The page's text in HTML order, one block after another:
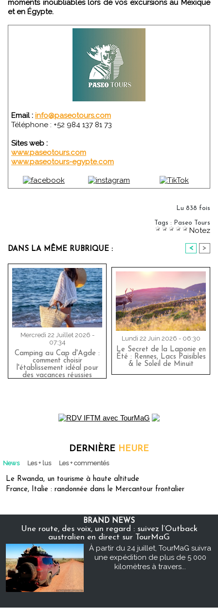
moments inoubliables lors de vos excursions au Mexique
et en Égypte.
Email : info@paseotours.com
Téléphone : +52 984 137 81 73
Sites web :
www.paseotours.com
www.paseotours-egypte.com
Lu 838 fois
Tags : Paseo Tours
Notez
DANS LA MÊME RUBRIQUE : < >
Mercredi 22 Juillet 2026 -
07:34
Camping au Cap d'Agde :
comment choisir
l'établissement idéal pour
des vacances réussies
Lundi 22 Juin 2026 - 06:30
Le Secret de la Laponie en
Été : Rennes, Lacs Paisibles
& le Soleil de Minuit
DERNIÈRE HEURE
News Les + lus Les + commentés
Le Rwanda, un tourisme à haute altitude
France, Italie : randonnée dans le Mercantour frontalier
BRAND NEWS
Une route, des voix, un regard : suivez l’Outback
australien en direct sur TourMaG
À partir du 24 juillet, TourMaG suivra
une expédition de plus de 5 000
kilomètres à travers...